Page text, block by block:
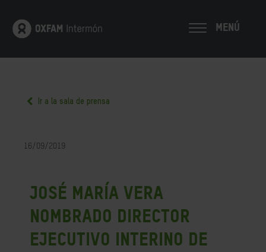
MENÚ
Ir a la sala de prensa
16/09/2019
José María Vera
nombrado director
ejecutivo interino de